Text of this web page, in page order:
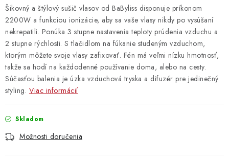
Šikovný a štýlový sušič vlasov od BaByliss disponuje príkonom
2200W a funkciou ionizácie, aby sa vaše vlasy nikdy po vysúšaní
nekrepatili. Ponúka 3 stupne nastavenia teploty prúdenia vzduchu a
2 stupne rýchlosti. S tlačidlom na fúkanie studeným vzduchom,
ktorým môžete svoje vlasy zafixovať. Fén má veľmi nízku hmotnosť,
takže sa hodí na každodenné používanie doma, alebo na cesty.
Súčasťou balenia je úzka vzduchová tryska a difuzér pre jedinečný
styling. Viac informácií
Skladom
Možnosti doručenia